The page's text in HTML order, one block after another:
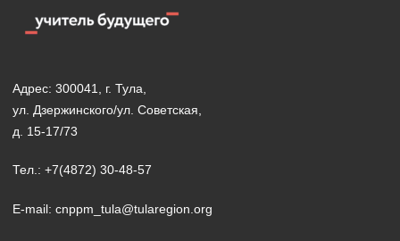
Адрес: 300041, г. Тула,
ул. Дзержинского/ул. Советская,
д. 15-17/73
Тел.: +7(4872) 30-48-57
E-mail: cnppm_tula@tularegion.org